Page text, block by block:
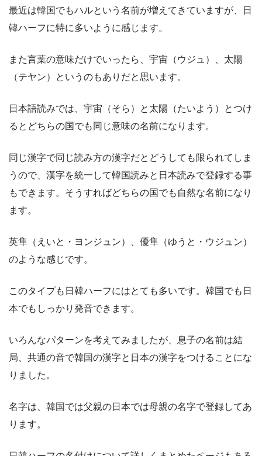
最近は韓国でもハルという名前が増えてきていますが、日
韓ハーフに特に多いように感じます。
また言葉の意味だけでいったら、宇宙（ウジュ）、太陽
（テヤン）というのもありだと思います。
日本語読みでは、宇宙（そら）と太陽（たいよう）とつけ
るとどちらの国でも同じ意味の名前になります。
同じ漢字で同じ読み方の漢字だとどうしても限られてしま
うので、漢字を統一して韓国読みと日本読みで登録する事
もできます。そうすればどちらの国でも自然な名前になり
ます。
英隼（えいと・ヨンジュン）、優隼（ゆうと・ウジュン）
のような感じです。
このタイプも日韓ハーフにはとても多いです。韓国でも日
本でもしっかり発音できます。
いろんなパターンを考えてみましたが、息子の名前は結
局、共通の音で韓国の漢字と日本の漢字をつけることにな
りました。
名字は、韓国では父親の日本では母親の名字で登録してあ
ります。